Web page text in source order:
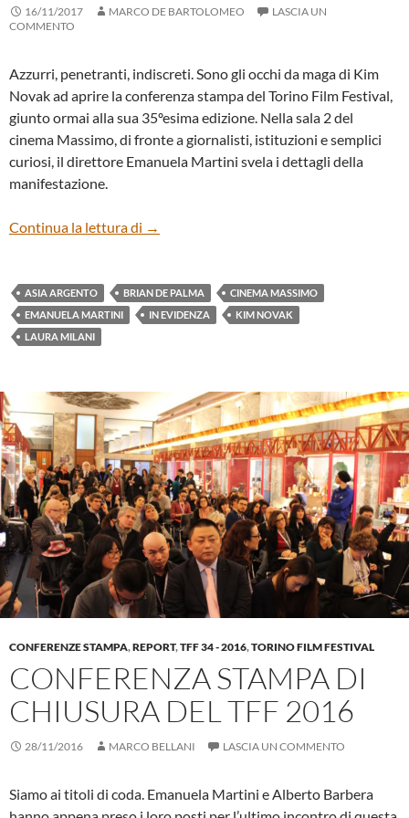
16/11/2017 MARCO DE BARTOLOMEO
LASCIA UN
COMMENTO
Azzurri, penetranti, indiscreti. Sono gli occhi da maga di Kim
Novak ad aprire la conferenza stampa del Torino Film Festival,
giunto ormai alla sua 35ºesima edizione. Nella sala 2 del
cinema Massimo, di fronte a giornalisti, istituzioni e semplici
curiosi, il direttore Emanuela Martini svela i dettagli della
manifestazione.
Continua la lettura di Conferenza stampa di apertura del 35º
→
ASIA ARGENTO BRIAN DE PALMA
CINEMA MASSIMO
EMANUELA MARTINI
IN EVIDENZA
KIM NOVAK
LAURA MILANI
CONFERENZE STAMPA,REPORT,TFF 34 - 2016,TORINO FILM FESTIVAL
CONFERENZA STAMPA DI
CHIUSURA DEL TFF 2016
28/11/2016 MARCO BELLANI LASCIA UN COMMENTO
Siamo ai titoli di coda. Emanuela Martini e Alberto Barbera